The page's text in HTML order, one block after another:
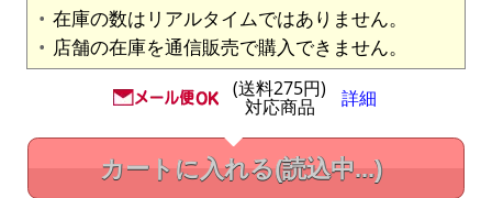
在庫の数はリアルタイムではありません。
店舗の在庫を通信販売で購入できません。
(送料275円)
対応商品 詳細
カートに入れる(読込中...)